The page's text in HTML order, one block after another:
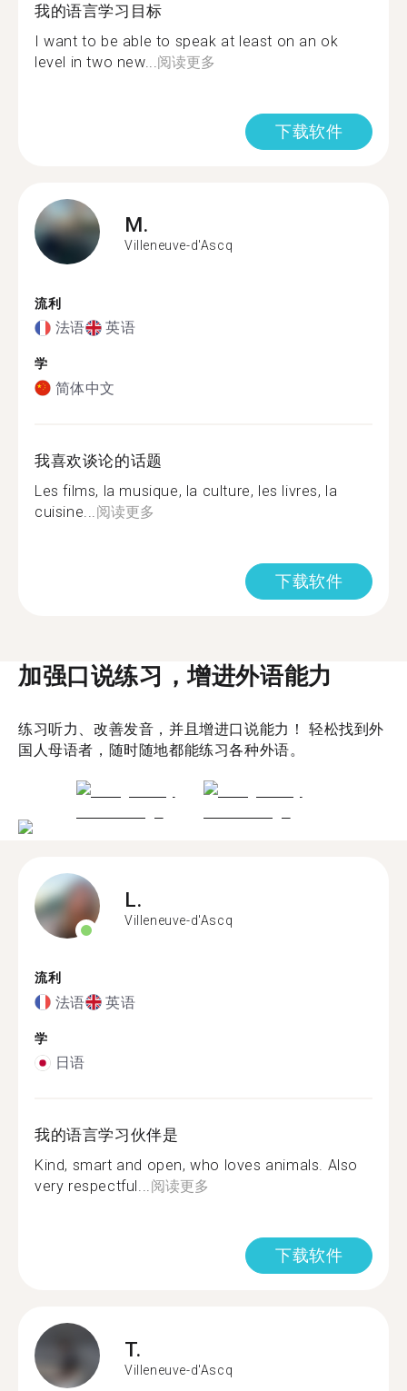
我的语言学习目标
I want to be able to speak at least on an ok
level in two new... 阅读更多
下载软件
M.
Villeneuve-d'Ascq
流利
法语 英语
学
简体中文
我喜欢谈论的话题
Les films, la musique, la culture, les livres, la
cuisine... 阅读更多
下载软件
加强口说练习，增进外语能力
练习听力、改善发音，并且增进口说能力！ 轻松找到外
国人母语者，随时随地都能练习各种外语。
L.
Villeneuve-d'Ascq
流利
法语 英语
学
日语
我的语言学习伙伴是
Kind, smart and open, who loves animals. Also
very respectful...阅读更多
下载软件
T.
Villeneuve-d'Ascq